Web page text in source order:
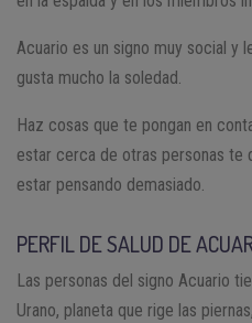
Acuario es un signo muy social y
gusta mucho la soledad.
Haz cosas que te pongan en
estar cerca de otras personas te
estar pensando demasiado.
PERFIL DE SALUD DE
Las personas del signo Acuario
Urano, planeta que rige las